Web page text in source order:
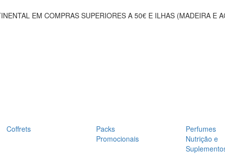
EM COMPRAS SUPERIORES A 50€ E ILHAS (MADEIRA E
Coffrets
Packs
Promocionais
Perfumes
Nutrição e